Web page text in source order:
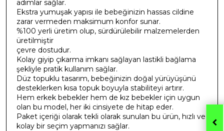
adımlar sağlar.
Ekstra yumuşak yapısı ile bebeğinizin hassas cildine
zarar vermeden maksimum konfor sunar.
%100 yerli üretim olup, sürdürülebilir malzemelerden
üretilmiştir
çevre dostudur.
Kolay giyip çıkarma imkanı sağlayan lastikli bağlama
şekliyle pratik kullanım sağlar.
Düz topuklu tasarım, bebeğinizin doğal yürüyüşünü
desteklerken kısa topuk boyuyla stabiliteyi artırır.
Hem erkek bebekler hem de kız bebekler için uygun
olan bu model, her iki cinsiyete de hitap eder.
Paket içeriği olarak tekli olarak sunulan bu ürün, hızlı ve
kolay bir seçim yapmanızı sağlar.